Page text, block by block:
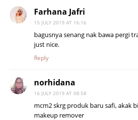
Farhana Jafri
15 JULY 2019 AT 16:16
bagusnya senang nak bawa pergi
just nice.
Reply
norhidana
16 JULY 2019 AT 08:58
mcm2 skrg produk baru safi, akak
makeup remover